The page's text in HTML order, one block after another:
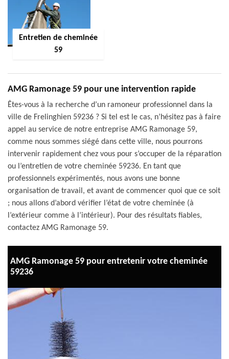
Entretien de cheminée
59
AMG Ramonage 59 pour une intervention rapide
Êtes-vous à la recherche d’un ramoneur professionnel dans la
ville de Frelinghien 59236 ? Si tel est le cas, n’hésitez pas à faire
appel au service de notre entreprise AMG Ramonage 59,
comme nous sommes siégé dans cette ville, nous pourrons
intervenir rapidement chez vous pour s’occuper de la réparation
ou l’entretien de votre cheminée 59236. En tant que
professionnels expérimentés, nous avons une bonne
organisation de travail, et avant de commencer quoi que ce soit
; nous allons d’abord vérifier l’état de votre cheminée (à
l’extérieur comme à l’intérieur). Pour des résultats fiables,
contactez AMG Ramonage 59.
AMG Ramonage 59 pour entretenir votre cheminée
59236